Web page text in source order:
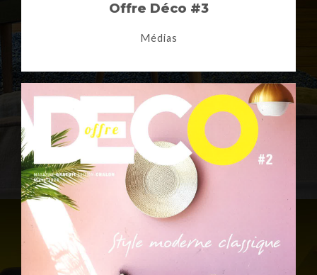
Offre Déco #3
Médias